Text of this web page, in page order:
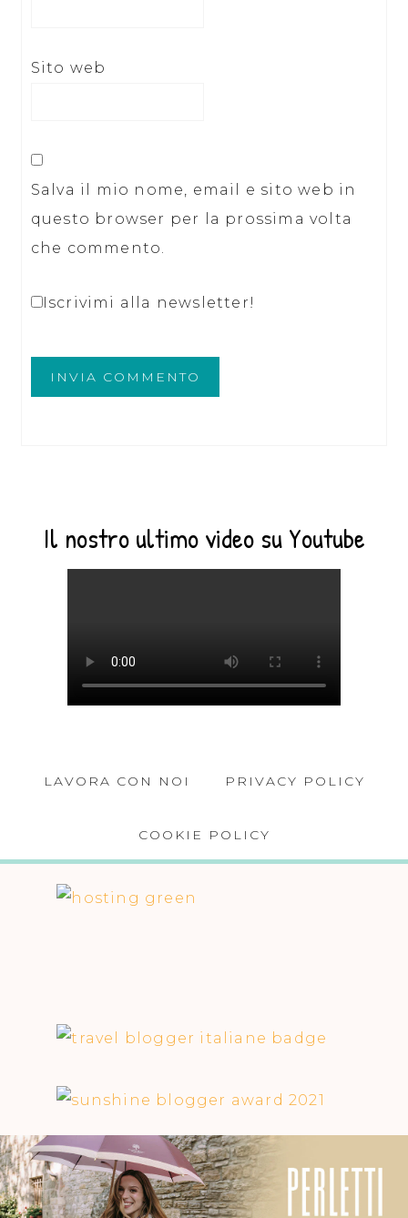
Sito web
Salva il mio nome, email e sito web in
questo browser per la prossima volta
che commento.
Iscrivimi alla newsletter!
Il nostro ultimo video su Youtube
LAVORA CON NOI PRIVACY POLICY
COOKIE POLICY